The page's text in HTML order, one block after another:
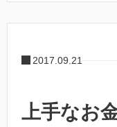
2017.09.21
上手なお